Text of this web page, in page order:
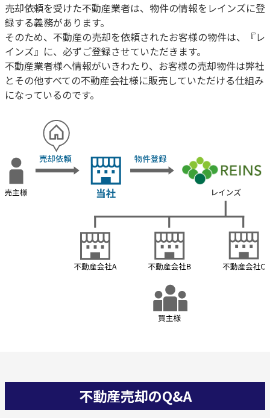
売却依頼を受けた不動産業者は、物件の情報をレインズに登
録する義務があります。
そのため、不動産の売却を依頼されたお客様の物件は、『レ
インズ』に、必ずご登録させていただきます。
不動産業者様へ情報がいきわたり、お客様の売却物件は弊社
とその他すべての不動産会社様に販売していただける仕組み
になっているのです。
不動産売却のQ&A